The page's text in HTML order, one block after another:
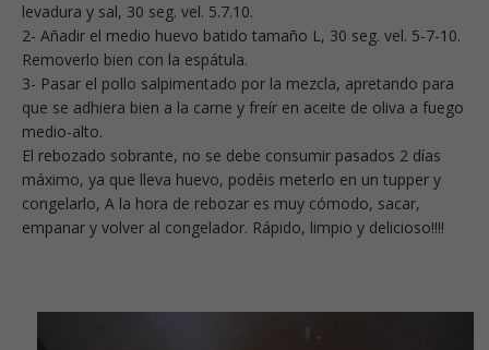
levadura y sal, 30 seg. vel. 5.7.10.
2- Añadir el medio huevo batido tamaño L, 30 seg. vel. 5-7-10.
Removerlo bien con la espátula.
3- Pasar el pollo salpimentado por la mezcla, apretando para
que se adhiera bien a la carne y freír en aceite de oliva a fuego
medio-alto.
El rebozado sobrante, no se debe consumir pasados 2 días
máximo, ya que lleva huevo, podéis meterlo en un tupper y
congelarlo, A la hora de rebozar es muy cómodo, sacar,
empanar y volver al congelador. Rápido, limpio y delicioso!!!!